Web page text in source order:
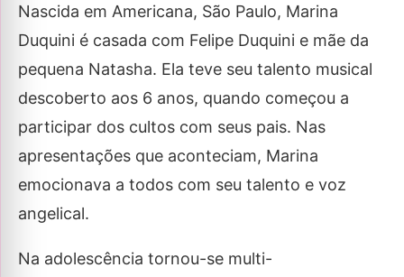
Nascida em Americana, São Paulo, Marina
Duquini é casada com Felipe Duquini e mãe da
pequena Natasha. Ela teve seu talento musical
descoberto aos 6 anos, quando começou a
participar dos cultos com seus pais. Nas
apresentações que aconteciam, Marina
emocionava a todos com seu talento e voz
angelical.
Na adolescência tornou-se multi-